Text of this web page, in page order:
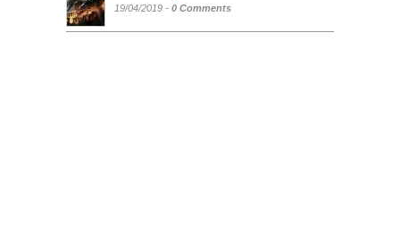
19/04/2019 - 0 Comments